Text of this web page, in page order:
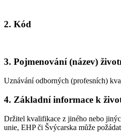
2. Kód
3. Pojmenování (název)
Uznávání odborných (profesních)
4. Základní informace k
Držitel kvalifikace z jiného nebo
unie, EHP či Švýcarska může